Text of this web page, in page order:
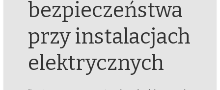
bezpieczeństwa
przy instalacjach
elektrycznych